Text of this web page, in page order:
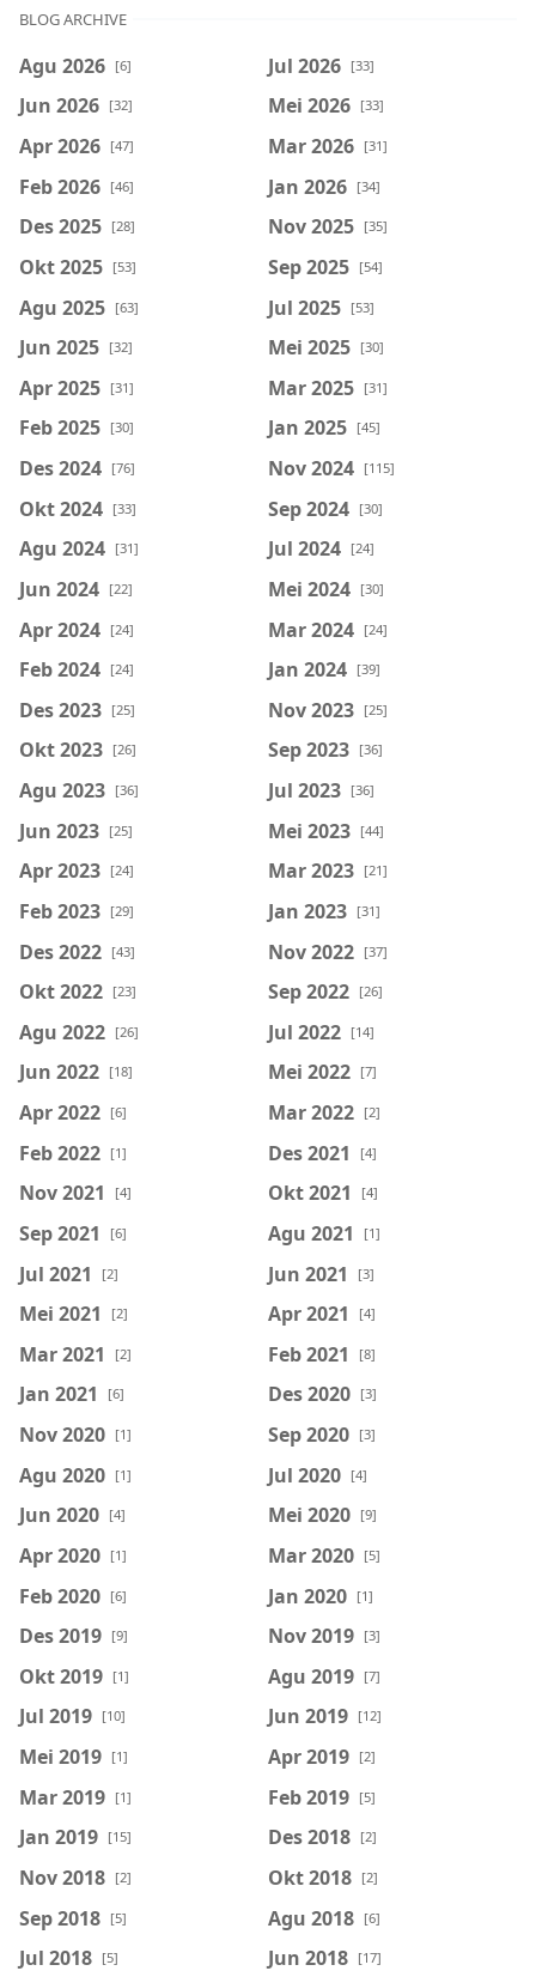
BLOG ARCHIVE
Agu 2026 [6] Jul 2026 [33]
Jun 2026 [32] Mei 2026 [33]
Apr 2026 [47] Mar 2026 [31]
Feb 2026 [46] Jan 2026 [34]
Des 2025 [28] Nov 2025 [35]
Okt 2025 [53] Sep 2025 [54]
Agu 2025 [63] Jul 2025 [53]
Jun 2025 [32] Mei 2025 [30]
Apr 2025 [31] Mar 2025 [31]
Feb 2025 [30] Jan 2025 [45]
Des 2024 [76] Nov 2024 [115]
Okt 2024 [33] Sep 2024 [30]
Agu 2024 [31] Jul 2024 [24]
Jun 2024 [22] Mei 2024 [30]
Apr 2024 [24] Mar 2024 [24]
Feb 2024 [24] Jan 2024 [39]
Des 2023 [25] Nov 2023 [25]
Okt 2023 [26] Sep 2023 [36]
Agu 2023 [36] Jul 2023 [36]
Jun 2023 [25] Mei 2023 [44]
Apr 2023 [24] Mar 2023 [21]
Feb 2023 [29] Jan 2023 [31]
Des 2022 [43] Nov 2022 [37]
Okt 2022 [23] Sep 2022 [26]
Agu 2022 [26] Jul 2022 [14]
Jun 2022 [18] Mei 2022 [7]
Apr 2022 [6] Mar 2022 [2]
Feb 2022 [1] Des 2021 [4]
Nov 2021 [4] Okt 2021 [4]
Sep 2021 [6] Agu 2021 [1]
Jul 2021 [2] Jun 2021 [3]
Mei 2021 [2] Apr 2021 [4]
Mar 2021 [2] Feb 2021 [8]
Jan 2021 [6] Des 2020 [3]
Nov 2020 [1] Sep 2020 [3]
Agu 2020 [1] Jul 2020 [4]
Jun 2020 [4] Mei 2020 [9]
Apr 2020 [1] Mar 2020 [5]
Feb 2020 [6] Jan 2020 [1]
Des 2019 [9] Nov 2019 [3]
Okt 2019 [1] Agu 2019 [7]
Jul 2019 [10] Jun 2019 [12]
Mei 2019 [1] Apr 2019 [2]
Mar 2019 [1] Feb 2019 [5]
Jan 2019 [15] Des 2018 [2]
Nov 2018 [2] Okt 2018 [2]
Sep 2018 [5] Agu 2018 [6]
Jul 2018 [5] Jun 2018 [17]